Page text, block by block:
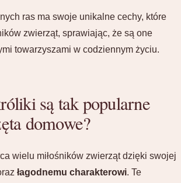
ras ma swoje unikalne cechy, które
zwierząt, sprawiając, że są one
towarzyszami w codziennym życiu.
są tak popularne
domowe?
wielu miłośników zwierząt dzięki swojej
łagodnemu charakterowi. Te